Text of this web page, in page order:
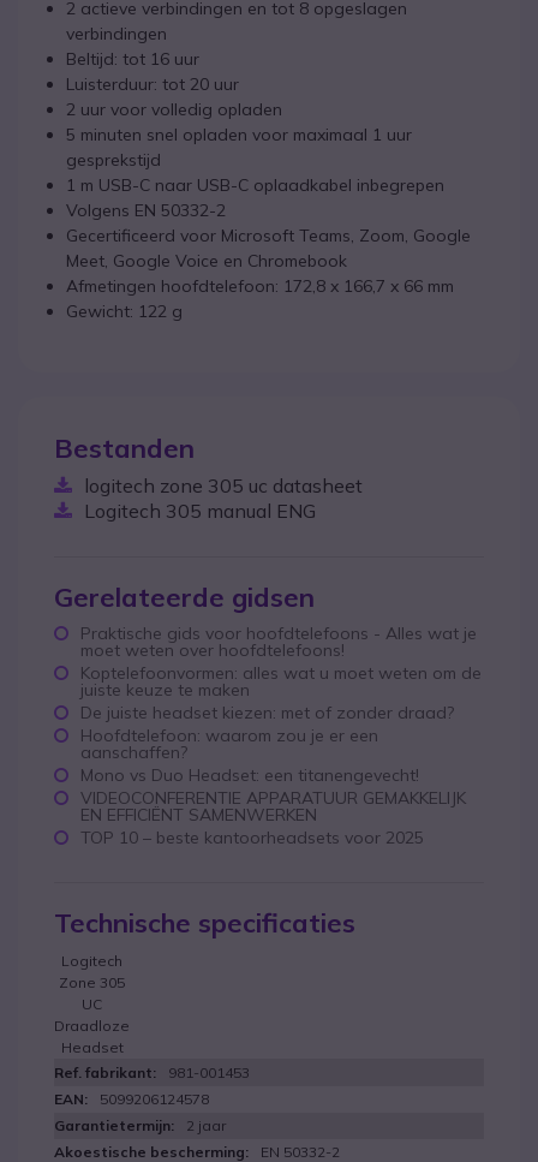
2 actieve verbindingen en tot 8 opgeslagen
verbindingen
Beltijd: tot 16 uur
Luisterduur: tot 20 uur
2 uur voor volledig opladen
5 minuten snel opladen voor maximaal 1 uur
gesprekstijd
1 m USB-C naar USB-C oplaadkabel inbegrepen
Volgens EN 50332-2
Gecertificeerd voor Microsoft Teams, Zoom, Google
Meet, Google Voice en Chromebook
Afmetingen hoofdtelefoon: 172,8 x 166,7 x 66 mm
Gewicht: 122 g
Bestanden
logitech zone 305 uc datasheet
Logitech 305 manual ENG
Gerelateerde gidsen
Praktische gids voor hoofdtelefoons - Alles wat je
moet weten over hoofdtelefoons!
Koptelefoonvormen: alles wat u moet weten om de
juiste keuze te maken
De juiste headset kiezen: met of zonder draad?
Hoofdtelefoon: waarom zou je er een
aanschaffen?
Mono vs Duo Headset: een titanengevecht!
VIDEOCONFERENTIE APPARATUUR GEMAKKELIJK
EN EFFICIËNT SAMENWERKEN
TOP 10 – beste kantoorheadsets voor 2025
Technische specificaties
Logitech
Zone 305
UC
Draadloze
Headset
981-001453
5099206124578
2 jaar
EN 50332-2